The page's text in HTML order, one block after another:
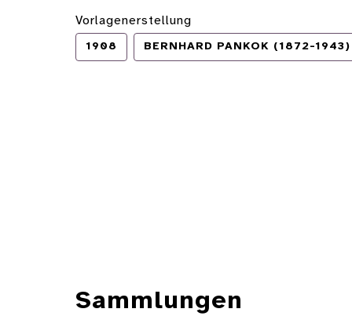
Vorlagenerstellung
1908 BERNHARD PANKOK (1872-1943)
Sammlungen